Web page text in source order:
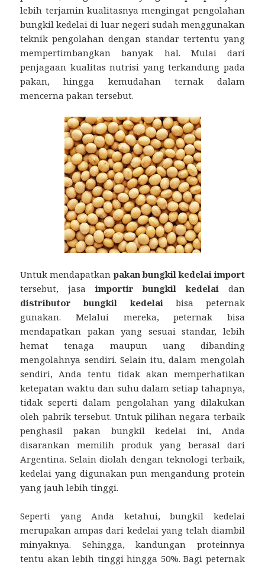
lebih terjamin kualitasnya mengingat pengolahan
bungkil kedelai di luar negeri sudah menggunakan
teknik pengolahan dengan standar tertentu yang
mempertimbangkan banyak hal. Mulai dari
penjagaan kualitas nutrisi yang terkandung pada
pakan, hingga kemudahan ternak dalam
mencerna pakan tersebut.
Untuk mendapatkan pakan bungkil kedelai import
tersebut, jasaimportir bungkil kedelai dan
distributor bungkil kedelai bisa peternak
gunakan. Melalui mereka, peternak bisa
mendapatkan pakan yang sesuai standar, lebih
hemat tenaga maupun uang dibanding
mengolahnya sendiri. Selain itu, dalam mengolah
sendiri, Anda tentu tidak akan memperhatikan
ketepatan waktu dan suhu dalam setiap tahapnya,
tidak seperti dalam pengolahan yang dilakukan
oleh pabrik tersebut. Untuk pilihan negara terbaik
penghasil pakan bungkil kedelai ini, Anda
disarankan memilih produk yang berasal dari
Argentina. Selain diolah dengan teknologi terbaik,
kedelai yang digunakan pun mengandung protein
yang jauh lebih tinggi.
Seperti yang Anda ketahui, bungkil kedelai
merupakan ampas dari kedelai yang telah diambil
minyaknya. Sehingga, kandungan proteinnya
tentu akan lebih tinggi hingga 50%. Bagi peternak